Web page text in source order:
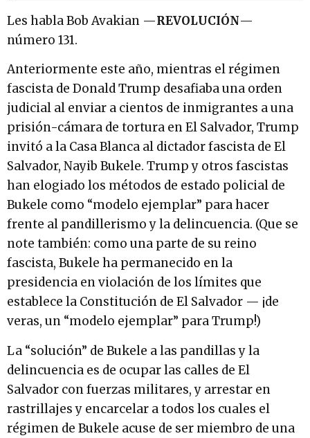
Les habla Bob Avakian —REVOLUCIÓN—
número 131.
Anteriormente este año, mientras el régimen
fascista de Donald Trump desafiaba una orden
judicial al enviar a cientos de inmigrantes a una
prisión-cámara de tortura en El Salvador, Trump
invitó a la Casa Blanca al dictador fascista de El
Salvador, Nayib Bukele. Trump y otros fascistas
han elogiado los métodos de estado policial de
Bukele como “modelo ejemplar” para hacer
frente al pandillerismo y la delincuencia. (Que se
note también: como una parte de su reino
fascista, Bukele ha permanecido en la
presidencia en violación de los límites que
establece la Constitución de El Salvador — ¡de
veras, un “modelo ejemplar” para Trump!)
La “solución” de Bukele a las pandillas y la
delincuencia es de ocupar las calles de El
Salvador con fuerzas militares, y arrestar en
rastrillajes y encarcelar a todos los cuales el
régimen de Bukele acuse de ser miembro de una